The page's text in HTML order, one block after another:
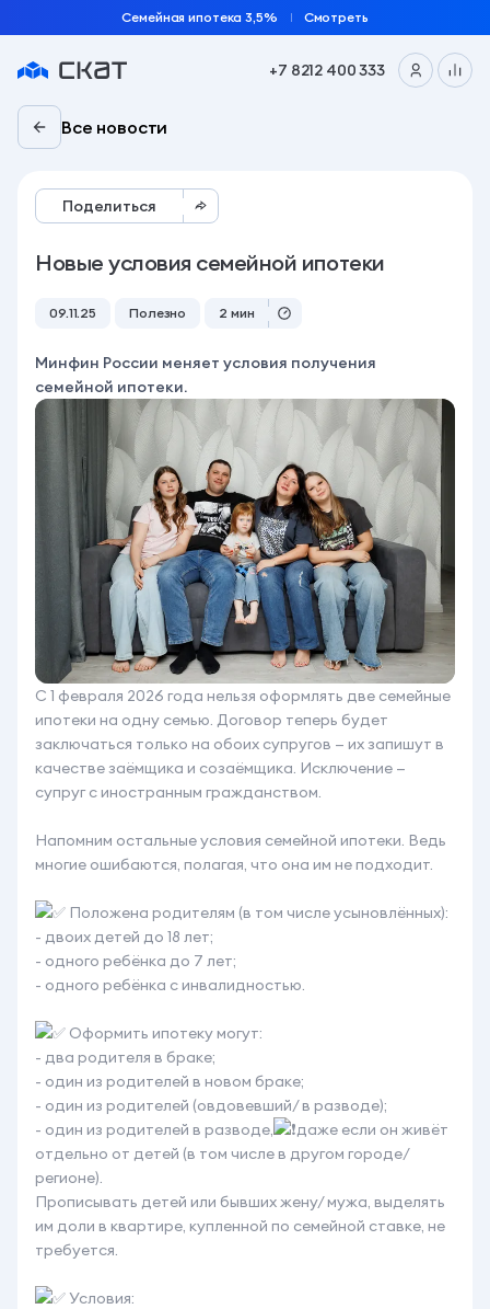
Семейная ипотека 3,5% Смотреть
+7 8212 400 333
Все новости
Поделиться
Новые условия семейной ипотеки
09.11.25 Полезно 2 мин
Минфин России меняет условия получения
семейной ипотеки.
С 1 февраля 2026 года нельзя оформлять две семейные
ипотеки на одну семью. Договор теперь будет
заключаться только на обоих супругов — их запишут в
качестве заёмщика и созаёмщика. Исключение —
супруг с иностранным гражданством.
Напомним остальные условия семейной ипотеки. Ведь
многие ошибаются, полагая, что она им не подходит.
Положена родителям (в том числе усыновлённых):
- двоих детей до 18 лет;
- одного ребёнка до 7 лет;
- одного ребёнка с инвалидностью.
Оформить ипотеку могут:
- два родителя в браке;
- один из родителей в новом браке;
- один из родителей (овдовевший/ в разводе);
- один из родителей в разводе,
даже если он живёт
отдельно от детей (в том числе в другом городе/
регионе).
Прописывать детей или бывших жену/ мужа, выделять
им доли в квартире, купленной по семейной ставке, не
требуется.
Условия: